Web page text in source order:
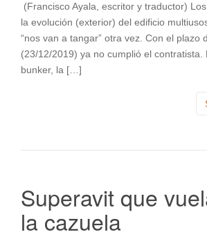
(Francisco Ayala, escritor y traductor)
la evolución (exterior) del edificio
“nos van a tangar” otra vez. Con el plazo
(23/12/2019) ya no cumplió el contratista.
bunker, la […]
Superavit que
la cazuela